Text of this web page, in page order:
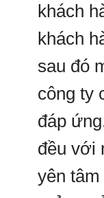
khách
khách
sau đó
công ty
đáp
đều với
yên